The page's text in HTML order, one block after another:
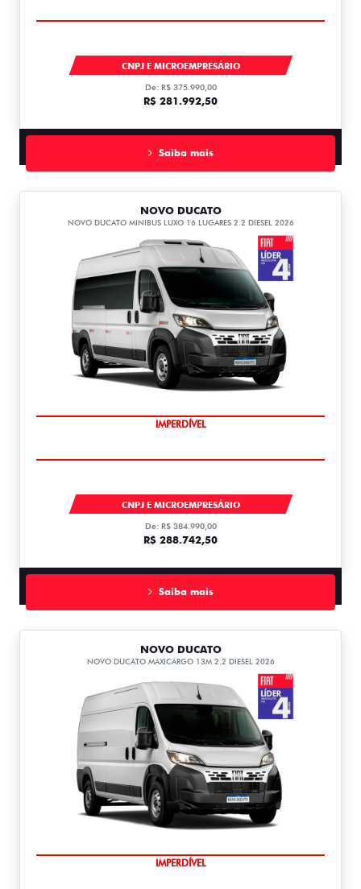
CNPJ E MICROEMPRESÁRIO
De: R$ 375.990,00
R$ 281.992,50
Saiba mais
NOVO DUCATO
NOVO DUCATO MINIBUS LUXO 16 LUGARES 2.2 DIESEL 2026
IMPERDÍVEL
CNPJ E MICROEMPRESÁRIO
De: R$ 384.990,00
R$ 288.742,50
Saiba mais
NOVO DUCATO
NOVO DUCATO MAXICARGO 13M 2.2 DIESEL 2026
IMPERDÍVEL